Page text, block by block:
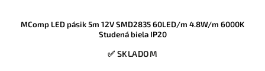
MComp LED pásik 5m 12V SMD2835 60LED/m 4.8W/m 6000K
Studená biela IP20
✅ SKLADOM